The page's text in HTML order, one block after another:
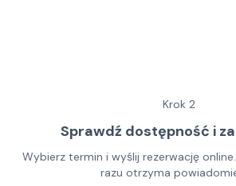
Krok 2
Sprawdź dostępność i
Wybierz termin i wyślij rezerwację
razu otrzyma